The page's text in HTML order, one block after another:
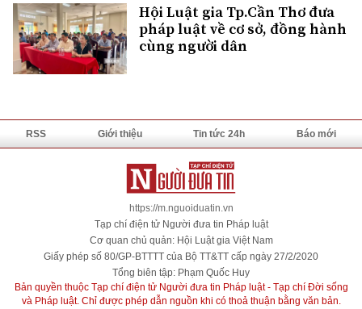
Hội Luật gia Tp.Cần Thơ đưa
pháp luật về cơ sở, đồng hành
cùng người dân
RSS Giới thiệu Tin tức 24h Báo mới
https://m.nguoiduatin.vn
Tạp chí điện tử Người đưa tin Pháp luật
Cơ quan chủ quản: Hội Luật gia Việt Nam
Giấy phép số 80/GP-BTTTT của Bộ TT&TT cấp ngày 27/2/2020
Tổng biên tập: Phạm Quốc Huy
Bản quyền thuộc Tạp chí điện tử Người đưa tin Pháp luật - Tạp chí Đời sống
và Pháp luật. Chỉ được phép dẫn nguồn khi có thoả thuận bằng văn bản.